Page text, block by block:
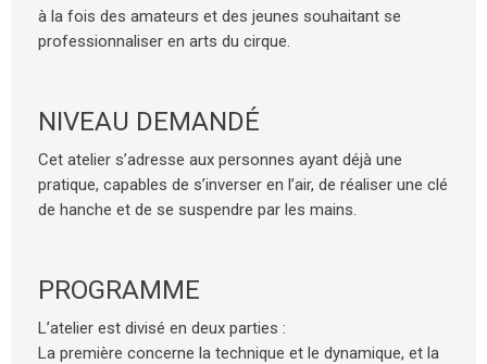
à la fois des amateurs et des jeunes souhaitant se
professionnaliser en arts du cirque.
NIVEAU DEMANDÉ
Cet atelier s’adresse aux personnes ayant déjà une
pratique, capables de s’inverser en l’air, de réaliser une clé
de hanche et de se suspendre par les mains.
PROGRAMME
L’atelier est divisé en deux parties :
La première concerne la technique et le dynamique, et la